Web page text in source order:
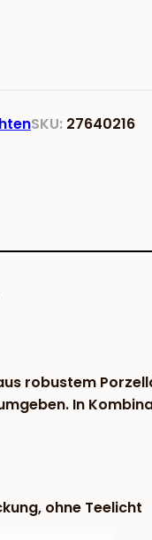
SKU: 27640216
robustem
In
ohne Teelicht